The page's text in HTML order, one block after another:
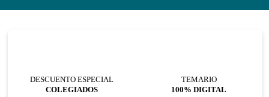
DESCUENTO ESPECIAL
COLEGIADOS
TEMARIO
100% DIGITAL